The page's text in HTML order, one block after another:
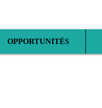
OPPORTUNITÉS